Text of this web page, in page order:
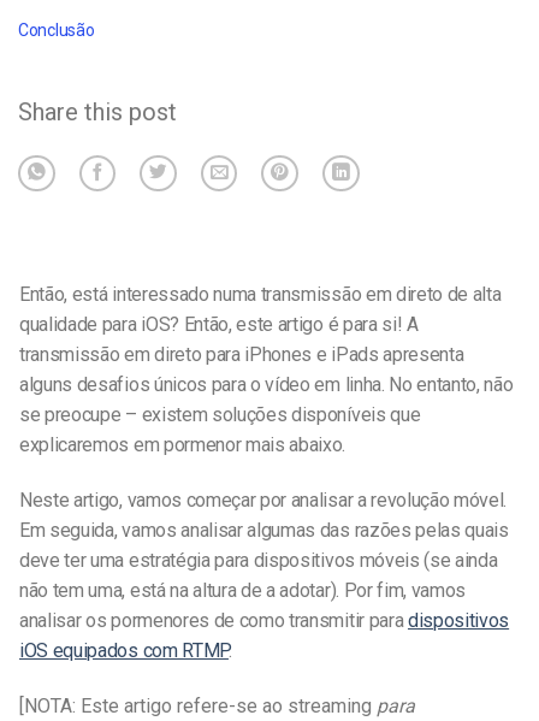
Conclusão
Share this post
Então, está interessado numa transmissão em direto de alta
qualidade para iOS? Então, este artigo é para si! A
transmissão em direto para iPhones e iPads apresenta
alguns desafios únicos para o vídeo em linha. No entanto, não
se preocupe – existem soluções disponíveis que
explicaremos em pormenor mais abaixo.
Neste artigo, vamos começar por analisar a revolução móvel.
Em seguida, vamos analisar algumas das razões pelas quais
deve ter uma estratégia para dispositivos móveis (se ainda
não tem uma, está na altura de a adotar). Por fim, vamos
analisar os pormenores de como transmitir paradispositivos
iOS equipados com RTMP.
[NOTA: Este artigo refere-se ao streaming para